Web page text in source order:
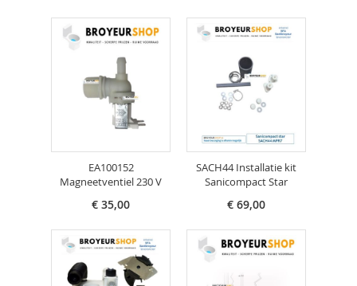
EA100152
Magneetventiel 230 V
€ 35,00
SACH44 Installatie kit
Sanicompact Star
€ 69,00